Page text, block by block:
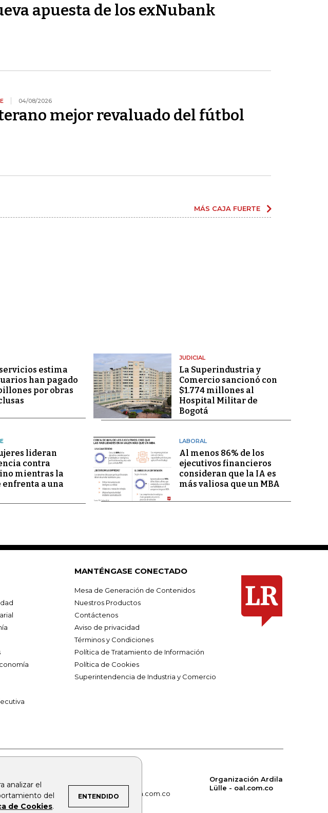
analizar el
del
de Cookies.
ENTENDIDO
apuesta de los exNubank
04/08/2026
mejor revaluado del fútbol
MÁS CAJA FUERTE
estima
han pagado
por obras
JUDICIAL
La Superindustria y
Comercio sancionó con
$1.774 millones al
Hospital Militar de
Bogotá
lideran
contra
mientras la
enfrenta a una
LABORAL
Al menos 86% de los
ejecutivos financieros
consideran que la IA es
más valiosa que un MBA
MANTÉNGASE CONECTADO
Mesa de Generación de Contenidos
Nuestros Productos
Contáctenos
Aviso de privacidad
Términos y Condiciones
Política de Tratamiento de Información
Política de Cookies
Superintendencia de Industria y Comercio
bolsaencolombia.com
noticiasrcn.com lafm.com.co
alerta.com.co
Organización Ardila
Lülle - oal.com.co